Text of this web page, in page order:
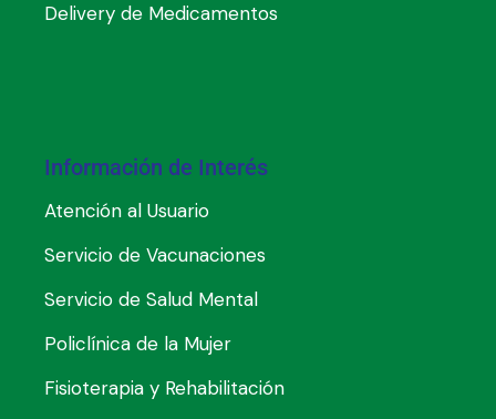
Delivery de Medicamentos
Información de Interés
Atención al Usuario
Servicio de Vacunaciones
Servicio de Salud Mental
Policlínica de la Mujer
Fisioterapia y Rehabilitación